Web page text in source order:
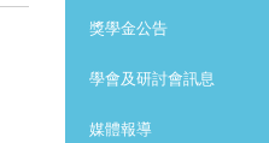
獎學金公告
學會及研討會訊息
媒體報導